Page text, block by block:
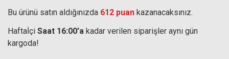
Bu ürünü satın aldığınızda 612 puan kazanacaksınız.
Haftaİçi Saat 16:00'a kadar verilen siparişler aynı gün
kargoda!